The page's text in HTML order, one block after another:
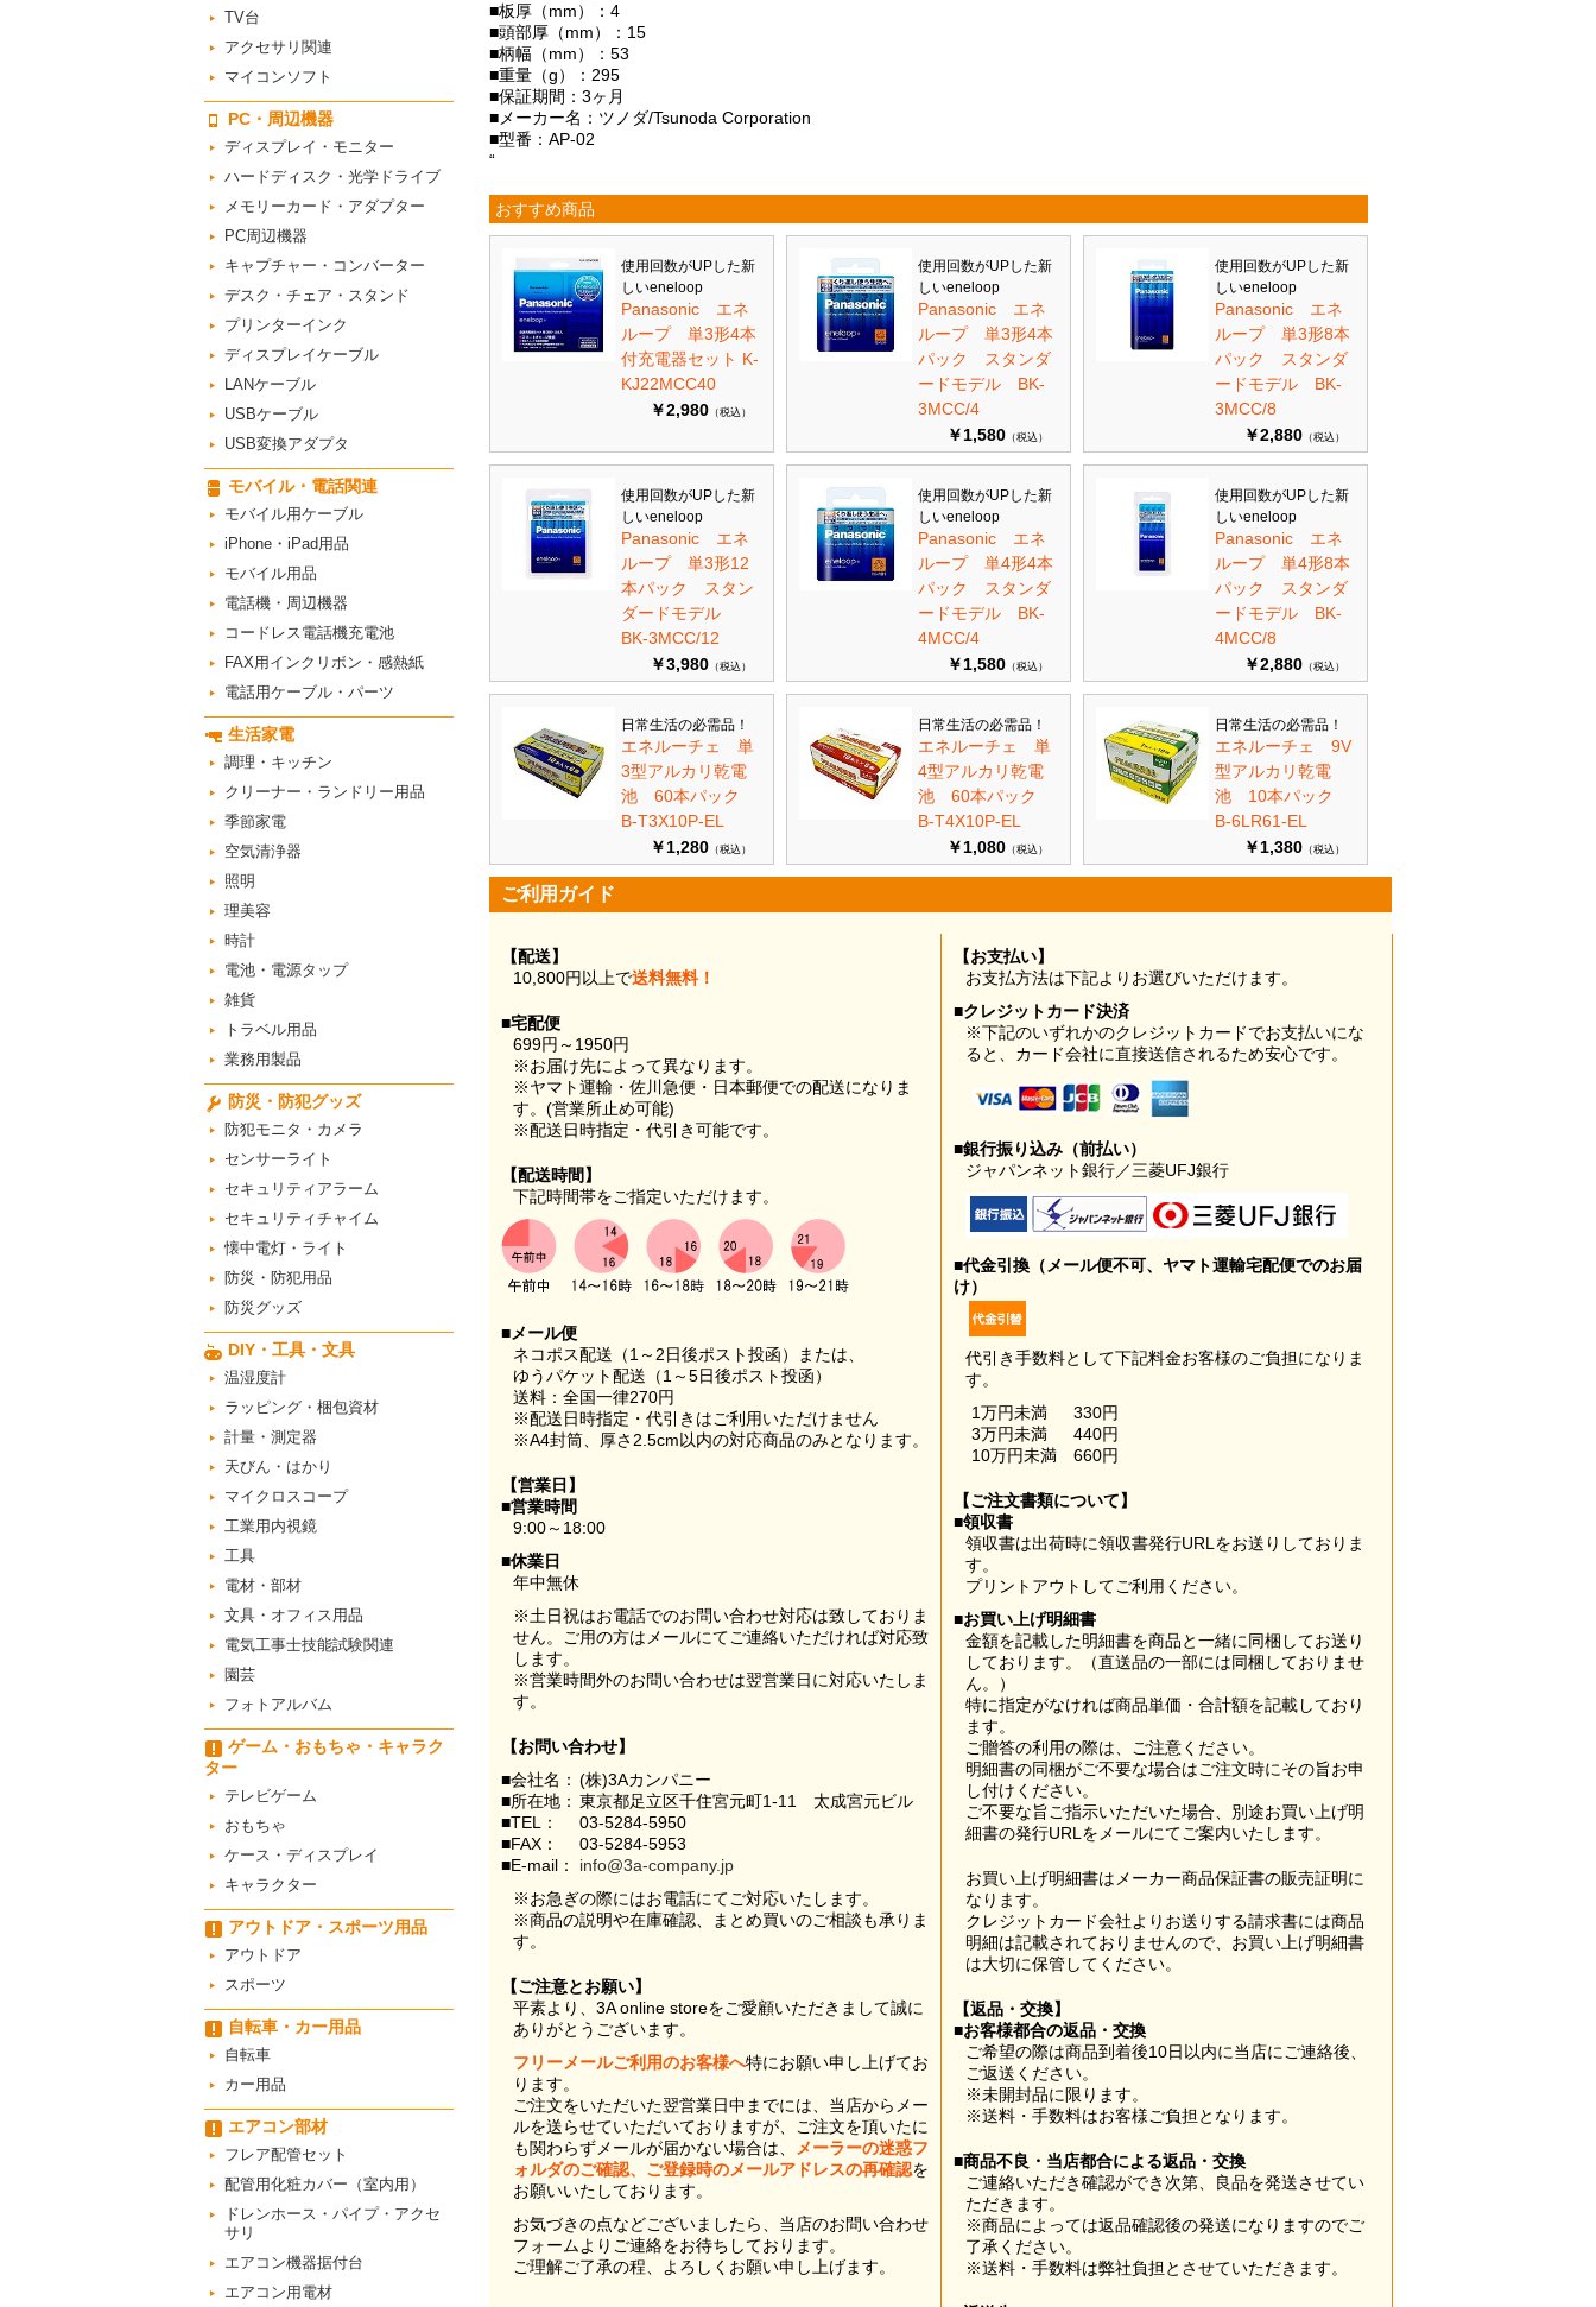
TV台
アクセサリ関連
マイコンソフト
PC・周辺機器
ディスプレイ・モニター
ハードディスク・光学ドライブ
メモリーカード・アダプター
PC周辺機器
キャプチャー・コンバーター
デスク・チェア・スタンド
プリンターインク
ディスプレイケーブル
LANケーブル
USBケーブル
USB変換アダプタ
モバイル・電話関連
モバイル用ケーブル
iPhone・iPad用品
モバイル用品
電話機・周辺機器
コードレス電話機充電池
FAX用インクリボン・感熱紙
電話用ケーブル・パーツ
生活家電
調理・キッチン
クリーナー・ランドリー用品
季節家電
空気清浄器
照明
理美容
時計
電池・電源タップ
雑貨
トラベル用品
業務用製品
防災・防犯グッズ
防犯モニタ・カメラ
センサーライト
セキュリティアラーム
セキュリティチャイム
懐中電灯・ライト
防災・防犯用品
防災グッズ
DIY・工具・文具
温湿度計
ラッピング・梱包資材
計量・測定器
天びん・はかり
マイクロスコープ
工業用内視鏡
工具
電材・部材
文具・オフィス用品
電気工事士技能試験関連
園芸
フォトアルバム
ゲーム・おもちゃ・キャラク
ター
テレビゲーム
おもちゃ
ケース・ディスプレイ
キャラクター
アウトドア・スポーツ用品
アウトドア
スポーツ
自転車・カー用品
自転車
カー用品
エアコン部材
フレア配管セット
配管用化粧カバー（室内用）
ドレンホース・パイプ・アクセ
サリ
エアコン機器据付台
エアコン用電材
■板厚（mm）：4
■頭部厚（mm）：15
■柄幅（mm）：53
■重量（g）：295
■保証期間：3ヶ月
■メーカー名：ツノダ/Tsunoda Corporation
■型番：AP-02
“
おすすめ商品
使用回数がUPした新
しいeneloop
Panasonic エネ
ループ 単3形4本
付充電器セット K-
KJ22MCC40
￥2,980 （税込）
使用回数がUPした新
しいeneloop
Panasonic エネ
ループ 単3形4本
パック スタンダ
ードモデル BK-
3MCC/4
￥1,580 （税込）
使用回数がUPした新
しいeneloop
Panasonic エネ
ループ 単3形8本
パック スタンダ
ードモデル BK-
3MCC/8
￥2,880 （税込）
使用回数がUPした新
しいeneloop
Panasonic エネ
ループ 単3形12
本パック スタン
ダードモデル
BK-3MCC/12
￥3,980 （税込）
使用回数がUPした新
しいeneloop
Panasonic エネ
ループ 単4形4本
パック スタンダ
ードモデル BK-
4MCC/4
￥1,580 （税込）
使用回数がUPした新
しいeneloop
Panasonic エネ
ループ 単4形8本
パック スタンダ
ードモデル BK-
4MCC/8
￥2,880 （税込）
日常生活の必需品！
エネルーチェ 単
3型アルカリ乾電
池 60本パック
B-T3X10P-EL
￥1,280 （税込）
日常生活の必需品！
エネルーチェ 単
4型アルカリ乾電
池 60本パック
B-T4X10P-EL
￥1,080 （税込）
日常生活の必需品！
エネルーチェ 9V
型アルカリ乾電
池 10本パック
B-6LR61-EL
￥1,380 （税込）
ご利用ガイド
【配送】
10,800円以上で送料無料！
■宅配便
699円～1950円
※お届け先によって異なります。
※ヤマト運輸・佐川急便・日本郵便での配送になりま
す。(営業所止め可能)
※配送日時指定・代引き可能です。
【配送時間】
下記時間帯をご指定いただけます。
■メール便
ネコポス配送（1～2日後ポスト投函）または、
ゆうパケット配送（1～5日後ポスト投函）
送料：全国一律270円
※配送日時指定・代引きはご利用いただけません
※A4封筒、厚さ2.5cm以内の対応商品のみとなります。
【営業日】
■営業時間
9:00～18:00
■休業日
年中無休
※土日祝はお電話でのお問い合わせ対応は致しておりま
せん。ご用の方はメールにてご連絡いただければ対応致
します。
※営業時間外のお問い合わせは翌営業日に対応いたしま
す。
【お問い合わせ】
■会社名： (株)3Aカンパニー
■所在地： 東京都足立区千住宮元町1-11 太成宮元ビル
■TEL：
03-5284-5950
■FAX：
03-5284-5953
■E-mail：
info@3a-company.jp
※お急ぎの際にはお電話にてご対応いたします。
※商品の説明や在庫確認、まとめ買いのご相談も承りま
す。
【ご注意とお願い】
平素より、3A online storeをご愛顧いただきまして誠に
ありがとうございます。
フリーメールご利用のお客様へ特にお願い申し上げてお
ります。
ご注文をいただいた翌営業日中までには、当店からメー
ルを送らせていただいておりますが、ご注文を頂いたに
も関わらずメールが届かない場合は、
メーラーの迷惑フ
ォルダのご確認、ご登録時のメールアドレスの再確認を
お願いいたしております。
お気づきの点などございましたら、当店のお問い合わせ
フォームよりご連絡をお待ちしております。
ご理解ご了承の程、よろしくお願い申し上げます。
【お支払い】
お支払方法は下記よりお選びいただけます。
■クレジットカード決済
※下記のいずれかのクレジットカードでお支払いにな
ると、カード会社に直接送信されるため安心です。
■銀行振り込み（前払い）
ジャパンネット銀行／三菱UFJ銀行
■代金引換（メール便不可、ヤマト運輸宅配便でのお届
け）
代引き手数料として下記料金お客様のご負担になりま
す。
1万円未満
330円
3万円未満
440円
10万円未満
660円
【ご注文書類について】
■領収書
領収書は出荷時に領収書発行URLをお送りしておりま
す。
プリントアウトしてご利用ください。
■お買い上げ明細書
金額を記載した明細書を商品と一緒に同梱してお送り
しております。（直送品の一部には同梱しておりませ
ん。）
特に指定がなければ商品単価・合計額を記載しており
ます。
ご贈答の利用の際は、ご注意ください。
明細書の同梱がご不要な場合はご注文時にその旨お申
し付けください。
ご不要な旨ご指示いただいた場合、別途お買い上げ明
細書の発行URLをメールにてご案内いたします。
お買い上げ明細書はメーカー商品保証書の販売証明に
なります。
クレジットカード会社よりお送りする請求書には商品
明細は記載されておりませんので、お買い上げ明細書
は大切に保管してください。
【返品・交換】
■お客様都合の返品・交換
ご希望の際は商品到着後10日以内に当店にご連絡後、
ご返送ください。
※未開封品に限ります。
※送料・手数料はお客様ご負担となります。
■商品不良・当店都合による返品・交換
ご連絡いただき確認ができ次第、良品を発送させてい
ただきます。
※商品によっては返品確認後の発送になりますのでご
了承ください。
※送料・手数料は弊社負担とさせていただきます。